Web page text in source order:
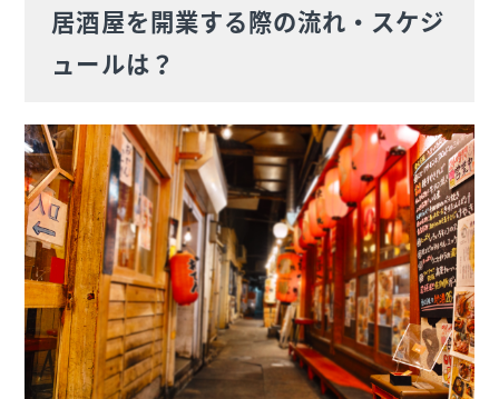
居酒屋を開業する際の流れ・スケジ
ュールは？